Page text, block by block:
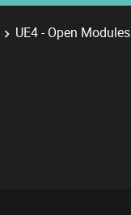
UE4 - Open Modules